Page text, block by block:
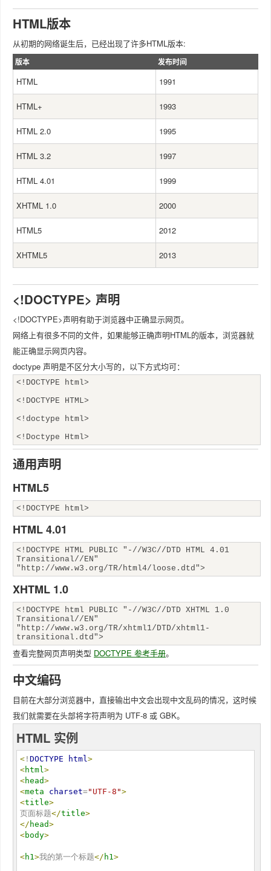
HTML版本
从初期的网络诞生后，已经出现了许多HTML版本:
版本 发布时间
HTML 1991
HTML+ 1993
HTML 2.0 1995
HTML 3.2 1997
HTML 4.01 1999
XHTML 1.0 2000
HTML5 2012
XHTML5 2013
<!DOCTYPE> 声明
<!DOCTYPE>声明有助于浏览器中正确显示网页。
网络上有很多不同的文件，如果能够正确声明HTML的版本，浏览器就
能正确显示网页内容。
doctype 声明是不区分大小写的，以下方式均可：
<!DOCTYPE html>
<!DOCTYPE HTML>
<!doctype html>
<!Doctype Html>
通用声明
HTML5
<!DOCTYPE html>
HTML 4.01
<!DOCTYPE HTML PUBLIC "-//W3C//DTD HTML 4.01
Transitional//EN"
"http://www.w3.org/TR/html4/loose.dtd">
XHTML 1.0
<!DOCTYPE html PUBLIC "-//W3C//DTD XHTML 1.0
Transitional//EN"
"http://www.w3.org/TR/xhtml1/DTD/xhtml1-
transitional.dtd">
查看完整网页声明类型 DOCTYPE 参考手册。
中文编码
目前在大部分浏览器中，直接输出中文会出现中文乱码的情况，这时候
我们就需要在头部将字符声明为 UTF-8 或 GBK。
HTML 实例
< ! DOCTYPE html >
<html >
<head>
<meta charset=" UTF-8 ">
<title>
页面标题</title>
</ head>
<body>
<h1 >我的第一个标题</ h1 >